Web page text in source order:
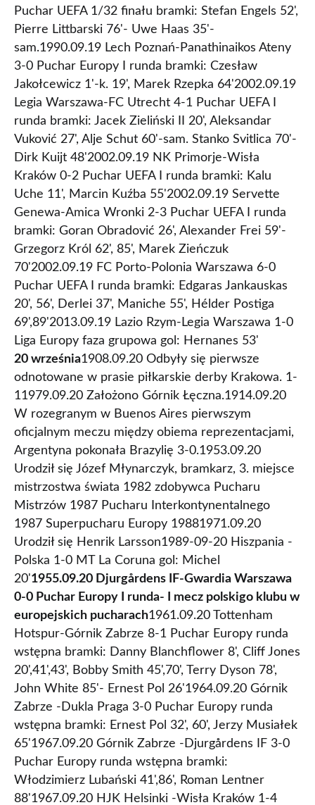
Puchar UEFA 1/32 finału bramki: Stefan Engels 52',
Pierre Littbarski 76'- Uwe Haas 35'-
sam.1990.09.19 Lech Poznań-Panathinaikos Ateny
3-0 Puchar Europy I runda bramki: Czesław
Jakołcewicz 1'-k. 19', Marek Rzepka 64'2002.09.19
Legia Warszawa-FC Utrecht 4-1 Puchar UEFA I
runda bramki: Jacek Zieliński II 20', Aleksandar
Vuković 27', Alje Schut 60'-sam. Stanko Svitlica 70'-
Dirk Kuijt 48'2002.09.19 NK Primorje-Wisła
Kraków 0-2 Puchar UEFA I runda bramki: Kalu
Uche 11', Marcin Kuźba 55'2002.09.19 Servette
Genewa-Amica Wronki 2-3 Puchar UEFA I runda
bramki: Goran Obradović 26', Alexander Frei 59'-
Grzegorz Król 62', 85', Marek Zieńczuk
70'2002.09.19 FC Porto-Polonia Warszawa 6-0
Puchar UEFA I runda bramki: Edgaras Jankauskas
20', 56', Derlei 37', Maniche 55', Hélder Postiga
69',89'2013.09.19 Lazio Rzym-Legia Warszawa 1-0
Liga Europy faza grupowa gol: Hernanes 53'
20 września1908.09.20 Odbyły się pierwsze
odnotowane w prasie piłkarskie derby Krakowa. 1-
11979.09.20 Założono Górnik Łęczna.1914.09.20
W rozegranym w Buenos Aires pierwszym
oficjalnym meczu między obiema reprezentacjami,
Argentyna pokonała Brazylię 3-0.1953.09.20
Urodził się Józef Młynarczyk, bramkarz, 3. miejsce
mistrzostwa świata 1982 zdobywca Pucharu
Mistrzów 1987 Pucharu Interkontynentalnego
1987 Superpucharu Europy 19881971.09.20
Urodził się Henrik Larsson1989-09-20 Hiszpania -
Polska 1-0 MT La Coruna gol: Michel
20'1955.09.20 Djurgårdens IF-Gwardia Warszawa
0-0 Puchar Europy I runda- I mecz polskigo klubu w
europejskich pucharach1961.09.20 Tottenham
Hotspur-Górnik Zabrze 8-1 Puchar Europy runda
wstępna bramki: Danny Blanchflower 8', Cliff Jones
20',41',43', Bobby Smith 45',70', Terry Dyson 78',
John White 85'- Ernest Pol 26'1964.09.20 Górnik
Zabrze -Dukla Praga 3-0 Puchar Europy runda
wstępna bramki: Ernest Pol 32', 60', Jerzy Musiałek
65'1967.09.20 Górnik Zabrze -Djurgårdens IF 3-0
Puchar Europy runda wstępna bramki:
Włodzimierz Lubański 41',86', Roman Lentner
88'1967.09.20 HJK Helsinki -Wisła Kraków 1-4